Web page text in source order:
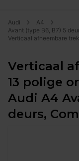
Audi
A4
Avant (type B6, B7) 5
Verticaal afneembare
Verticaal
13 polige
Audi A4
deurs,